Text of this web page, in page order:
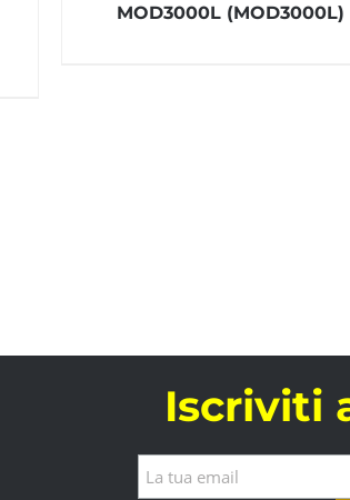
MOD3000L (MOD3000L)
Iscriviti